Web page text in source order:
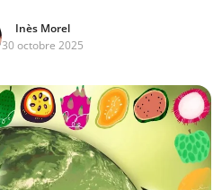
Inès Morel
30 octobre 2025